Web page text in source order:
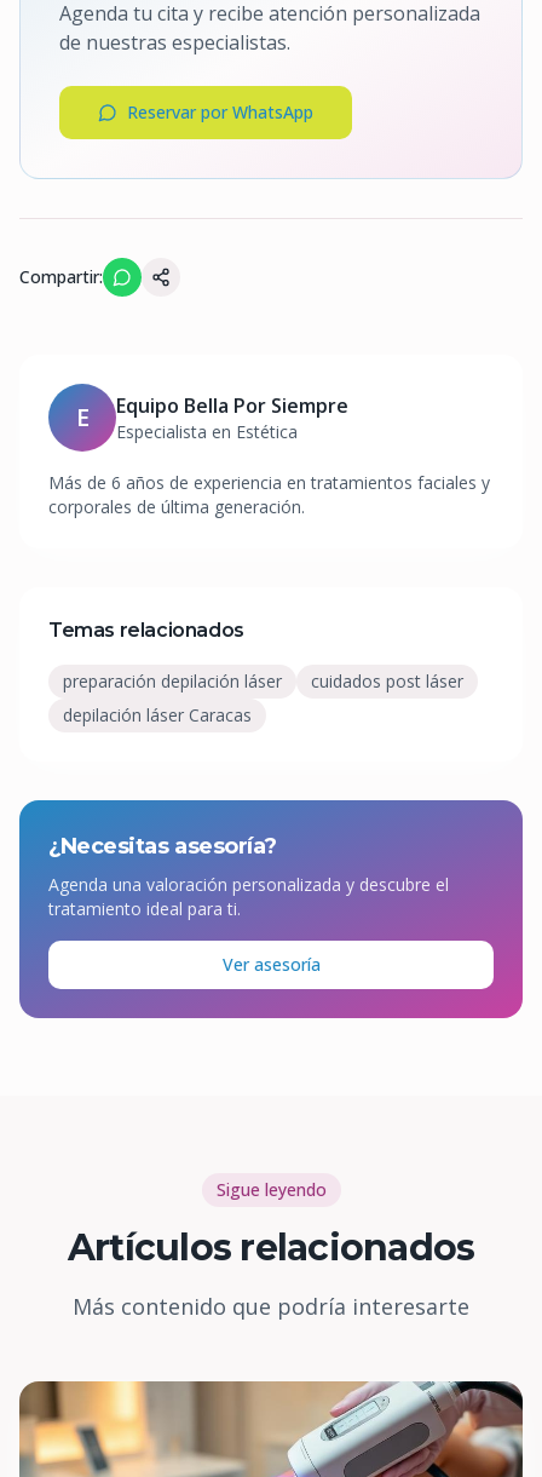
Agenda tu cita y recibe atención personalizada
de nuestras especialistas.
Reservar por WhatsApp
Compartir:
E Equipo Bella Por Siempre
Especialista en Estética
Más de 6 años de experiencia en tratamientos faciales y
corporales de última generación.
Temas relacionados
preparación depilación láser
cuidados post láser
depilación láser Caracas
¿Necesitas asesoría?
Agenda una valoración personalizada y descubre el
tratamiento ideal para ti.
Ver asesoría
Sigue leyendo
Artículos relacionados
Más contenido que podría interesarte